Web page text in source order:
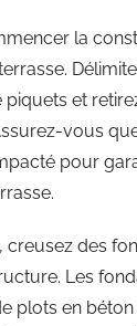
la
et
vous
pour
creusez des
Les
plots en